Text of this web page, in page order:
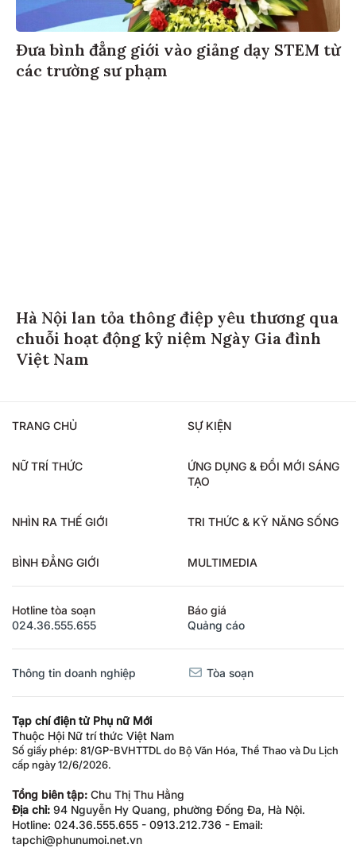
Đưa bình đẳng giới vào giảng dạy STEM từ
các trường sư phạm
Hà Nội lan tỏa thông điệp yêu thương qua
chuỗi hoạt động kỷ niệm Ngày Gia đình
Việt Nam
TRANG CHỦ SỰ KIỆN
NỮ TRÍ THỨC
ỨNG DỤNG & ĐỔI MỚI SÁNG
TẠO
NHÌN RA THẾ GIỚI TRI THỨC & KỸ NĂNG SỐNG
BÌNH ĐẲNG GIỚI MULTIMEDIA
Hotline tòa soạn
024.36.555.655
Báo giá
Quảng cáo
Thông tin doanh nghiệp Tòa soạn
Tạp chí điện tử Phụ nữ Mới
Thuộc Hội Nữ trí thức Việt Nam
Số giấy phép: 81/GP-BVHTTDL do Bộ Văn Hóa, Thể Thao và Du Lịch
cấp ngày 12/6/2026.
Tổng biên tập: Chu Thị Thu Hằng
Địa chỉ: 94 Nguyễn Hy Quang, phường Đống Đa, Hà Nội.
Hotline: 024.36.555.655 - 0913.212.736 - Email:
tapchi@phunumoi.net.vn